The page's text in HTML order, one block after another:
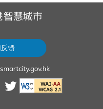
馈